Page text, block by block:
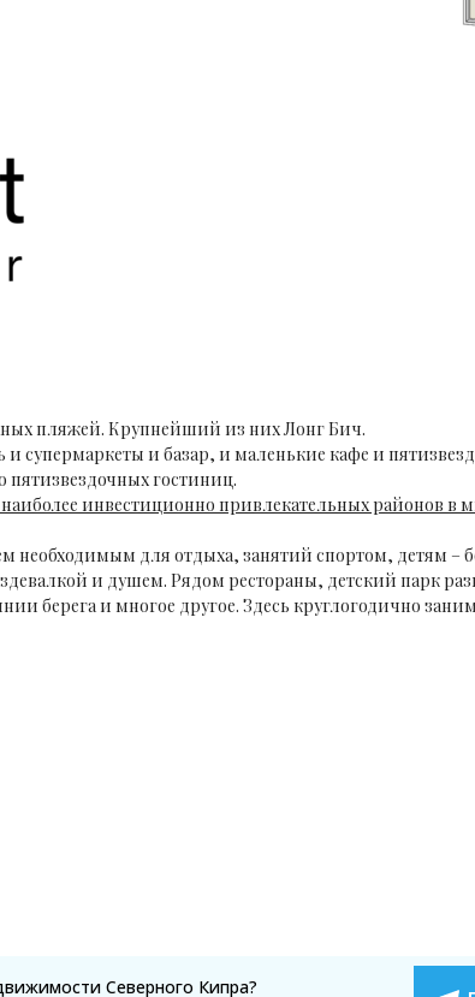
пляжей. Крупнейший из них Лонг Бич.
супермаркеты и базар, и маленькие кафе и
гостиниц.
инвестиционно привлекательных районов в
необходимым для отдыха, занятий спортом, детям –
и душем. Рядом рестораны, детский парк
берега и многое другое. Здесь круглогодично
Северного Кипра?